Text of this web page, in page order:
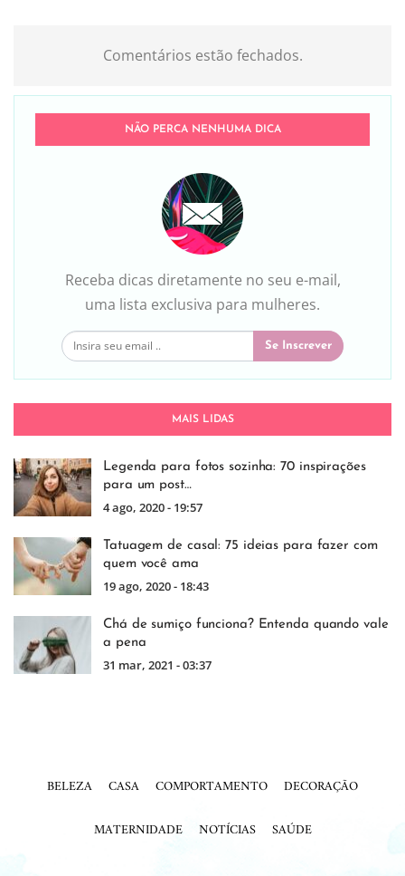
Comentários estão fechados.
NÃO PERCA NENHUMA DICA
Receba dicas diretamente no seu e-mail,
uma lista exclusiva para mulheres.
Se Inscrever
MAIS LIDAS
Legenda para fotos sozinha: 70 inspirações
para um post…
4 ago, 2020 - 19:57
Tatuagem de casal: 75 ideias para fazer com
quem você ama
19 ago, 2020 - 18:43
Chá de sumiço funciona? Entenda quando vale
a pena
31 mar, 2021 - 03:37
BELEZA CASA COMPORTAMENTO
DECORAÇÃO
MATERNIDADE
NOTÍCIAS SAÚDE